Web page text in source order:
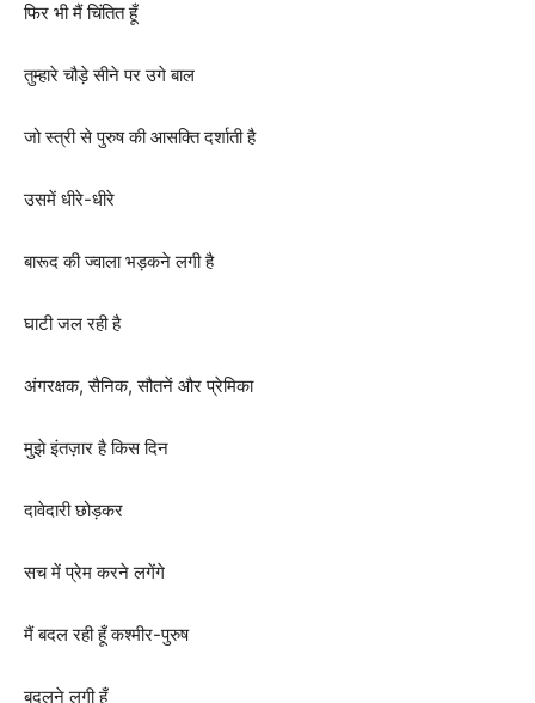
फिर भी मैं चिंतित हूँ
तुम्हारे चौड़े सीने पर उगे बाल
जो स्त्री से पुरुष की आसक्ति दर्शाती है
उसमें धीरे-धीरे
बारूद की ज्वाला भड़कने लगी है
घाटी जल रही है
अंगरक्षक, सैनिक, सौतनें और प्रेमिका
मुझे इंतज़ार है किस दिन
दावेदारी छोड़कर
सच में प्रेम करने लगेंगे
मैं बदल रही हूँ कश्मीर-पुरुष
बदलने लगी हूँ